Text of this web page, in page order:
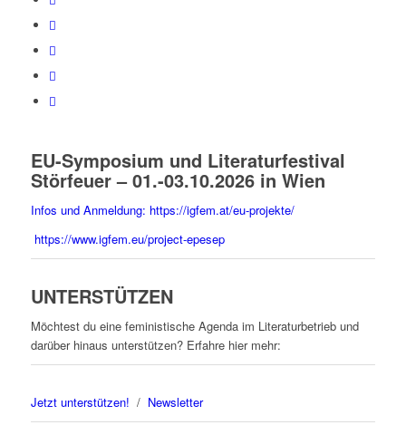
EU-Symposium und Literaturfestival
Störfeuer – 01.-03.10.2026 in Wien
Infos und Anmeldung: https://igfem.at/eu-projekte/
https://www.igfem.eu/project-epesep
UNTERSTÜTZEN
Möchtest du eine feministische Agenda im Literaturbetrieb und
darüber hinaus unterstützen? Erfahre hier mehr:
Jetzt unterstützen! / Newsletter